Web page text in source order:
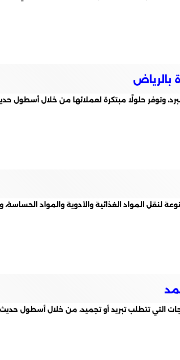
بالرياض
وتوفر حلولًا مبتكرة لعملائها من خلال أسطول
لنقل المواد الغذائية والأدوية والمواد
التي تتطلب تبريد أو تجميد، من خلال أسطول